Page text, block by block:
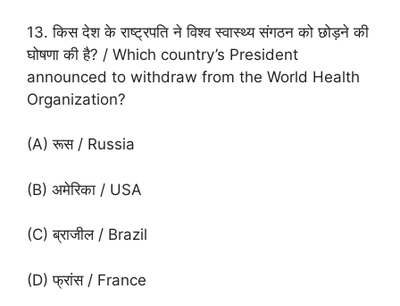
13. किस देश के राष्ट्रपति ने विश्व स्वास्थ्य संगठन को छोड़ने की
घोषणा की है? / Which country’s President
announced to withdraw from the World Health
Organization?
(A) रूस / Russia
(B) अमेरिका / USA
(C) ब्राजील / Brazil
(D) फ्रांस / France